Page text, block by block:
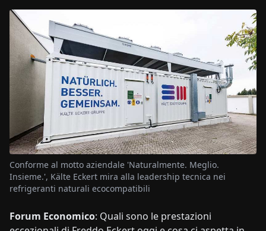
Conforme al motto aziendale 'Naturalmente. Meglio.
Insieme.', Kälte Eckert mira alla leadership tecnica nei
refrigeranti naturali ecocompatibili
Forum Economico: Quali sono le prestazioni